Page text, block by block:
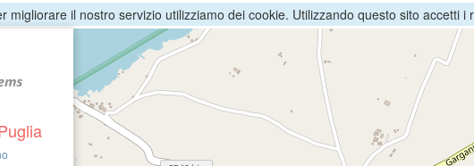
migliorare il nostro servizio utilizziamo dei cookie. Utilizzando questo sito accetti i